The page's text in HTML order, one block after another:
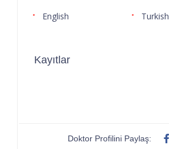
English Turkish
Kayıtlar
Doktor Profilini Paylaş: